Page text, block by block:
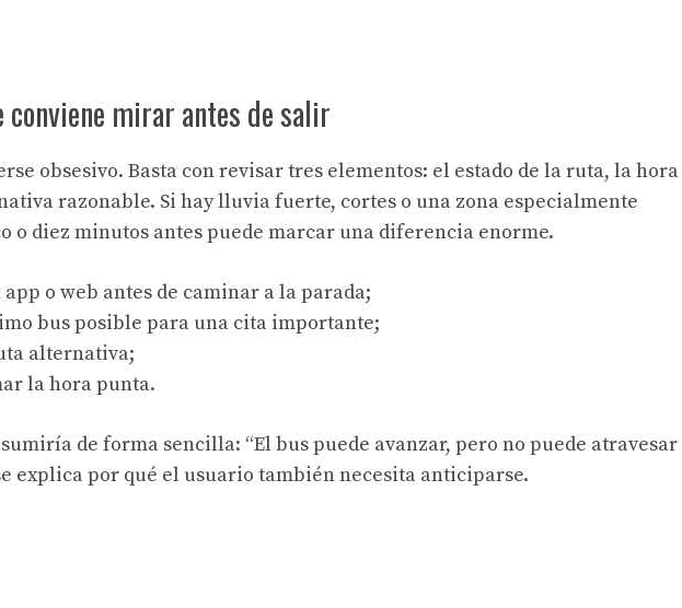
conviene mirar antes de salir
obsesivo. Basta con revisar tres elementos: el estado de la ruta, la hora
razonable. Si hay lluvia fuerte, cortes o una zona especialmente
o diez minutos antes puede marcar una diferencia enorme.
o web antes de caminar a la parada;
bus posible para una cita importante;
alternativa;
la hora punta.
de forma sencilla: “El bus puede avanzar, pero no puede atravesar
explica por qué el usuario también necesita anticiparse.